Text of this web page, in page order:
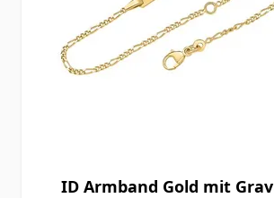
ID Armband Gold mit